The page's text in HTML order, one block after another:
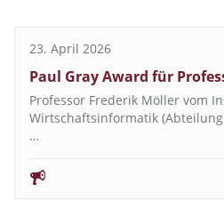
23. April 2026
Paul Gray Award für
Professor Frederik Möller vom
Wirtschaftsinformatik
…